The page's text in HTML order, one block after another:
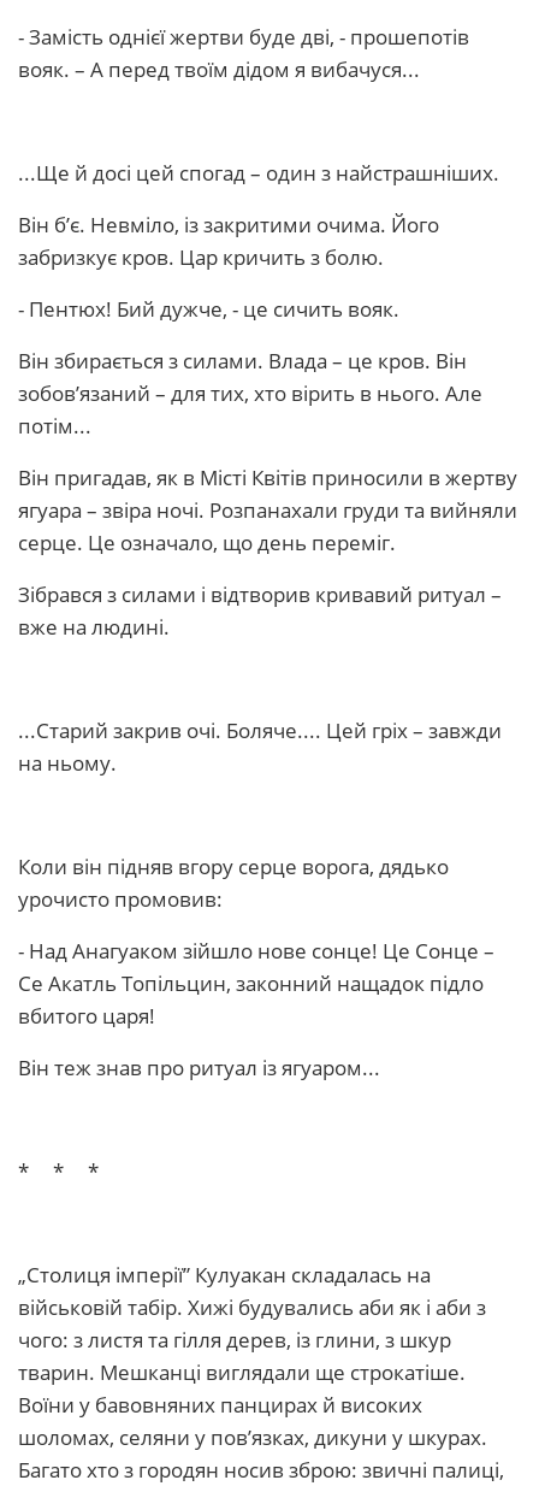
- Замість однієї жертви буде дві, - прошепотів
вояк. – А перед твоїм дідом я вибачуся...
...Ще й досі цей спогад – один з найстрашніших.
Він б’є. Невміло, із закритими очима. Його
забризкує кров. Цар кричить з болю.
- Пентюх! Бий дужче, - це сичить вояк.
Він збирається з силами. Влада – це кров. Він
зобов’язаний – для тих, хто вірить в нього. Але
потім...
Він пригадав, як в Місті Квітів приносили в жертву
ягуара – звіра ночі. Розпанахали груди та вийняли
серце. Це означало, що день переміг.
Зібрався з силами і відтворив кривавий ритуал –
вже на людині.
...Старий закрив очі. Боляче.... Цей гріх – завжди
на ньому.
Коли він підняв вгору серце ворога, дядько
урочисто промовив:
- Над Анагуаком зійшло нове сонце! Це Сонце –
Се Акатль Топільцин, законний нащадок підло
вбитого царя!
Він теж знав про ритуал із ягуаром...
* * *
„Столиця імперії” Кулуакан складалась на
військовій табір. Хижі будувались аби як і аби з
чого: з листя та гілля дерев, із глини, з шкур
тварин. Мешканці виглядали ще строкатіше.
Воїни у бавовняних панцирах й високих
шоломах, селяни у пов’язках, дикуни у шкурах.
Багато хто з городян носив зброю: звичні палиці,